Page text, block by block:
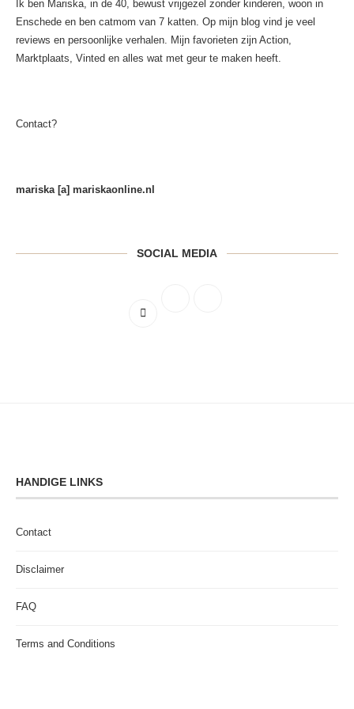
Ik ben Mariska, in de 40, bewust vrijgezel zonder kinderen, woon in
Enschede en ben catmom van 7 katten. Op mijn blog vind je veel
reviews en persoonlijke verhalen. Mijn favorieten zijn Action,
Marktplaats, Vinted en alles wat met geur te maken heeft.
Contact?
mariska [a] mariskaonline.nl
SOCIAL MEDIA
HANDIGE LINKS
Contact
Disclaimer
FAQ
Terms and Conditions